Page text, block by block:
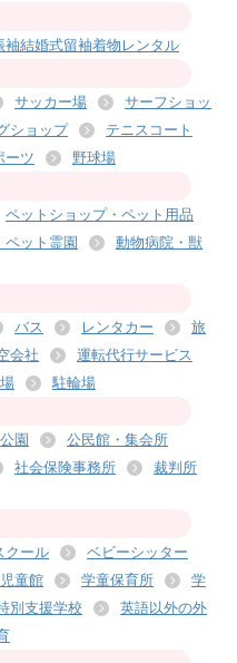
袖結婚式留袖着物レンタル
サッカー場
サーフショッ
ショップ
テニスコート
ーツ 野球場
ペットショップ・ペット用品
ペット霊園
動物病院・獣
バス レンタカー
旅
会社
運転代行サービス
駐輪場
公園
公民館・集会所
社会保険事務所
裁判所
クール
ベビーシッター
児童館 学童保育所
学
別支援学校
英語以外の外